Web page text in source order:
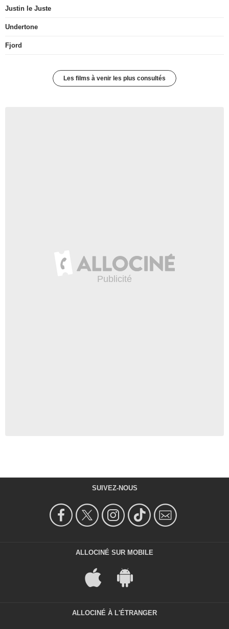
Justin le Juste
Undertone
Fjord
Les films à venir les plus consultés
SUIVEZ-NOUS
ALLOCINÉ SUR MOBILE
ALLOCINÉ À L'ÉTRANGER